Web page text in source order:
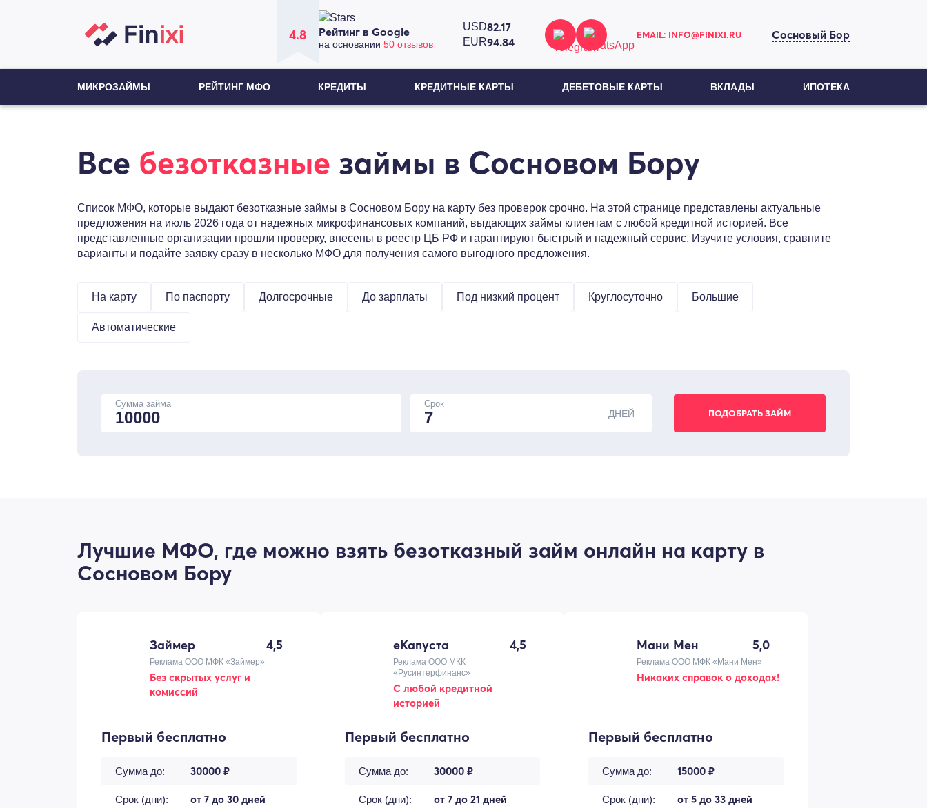
4.8 Рейтинг в Google
на основании 50 отзывов
USD82.17
EUR94.84
EMAIL: INFO@FINIXI.RU Сосновый Бор
МИКРОЗАЙМЫ РЕЙТИНГ МФО КРЕДИТЫ КРЕДИТНЫЕ КАРТЫ ДЕБЕТОВЫЕ КАРТЫ ВКЛАДЫ ИПОТЕКА
Все безотказные займы в Сосновом Бору
Список МФО, которые выдают безотказные займы в Сосновом Бору на карту без проверок срочно. На этой странице представлены актуальные
предложения на июль 2026 года от надежных микрофинансовых компаний, выдающих займы клиентам с любой кредитной историей. Все
представленные организации прошли проверку, внесены в реестр ЦБ РФ и гарантируют быстрый и надежный сервис. Изучите условия, сравните
варианты и подайте заявку сразу в несколько МФО для получения самого выгодного предложения.
На карту По паспорту Долгосрочные До зарплаты Под низкий процент Круглосуточно Большие
Автоматические
Сумма займа
Срок
ДНЕЙ
Лучшие МФО, где можно взять безотказный займ онлайн на карту в
Сосновом Бору
Займер 4,5
Реклама ООО МФК «Займер»
Без скрытых услуг и
комиссий
Первый бесплатно
Сумма до: 30000 ₽
Срок (дни): от 7 до 30 дней
еКапуста 4,5
Реклама ООО МКК
«Русинтерфинанс»
С любой кредитной
историей
Первый бесплатно
Сумма до: 30000 ₽
Срок (дни): от 7 до 21 дней
Мани Мен 5,0
Реклама ООО МФК «Мани Мен»
Никаких справок о доходах!
Первый бесплатно
Сумма до: 15000 ₽
Срок (дни): от 5 до 33 дней